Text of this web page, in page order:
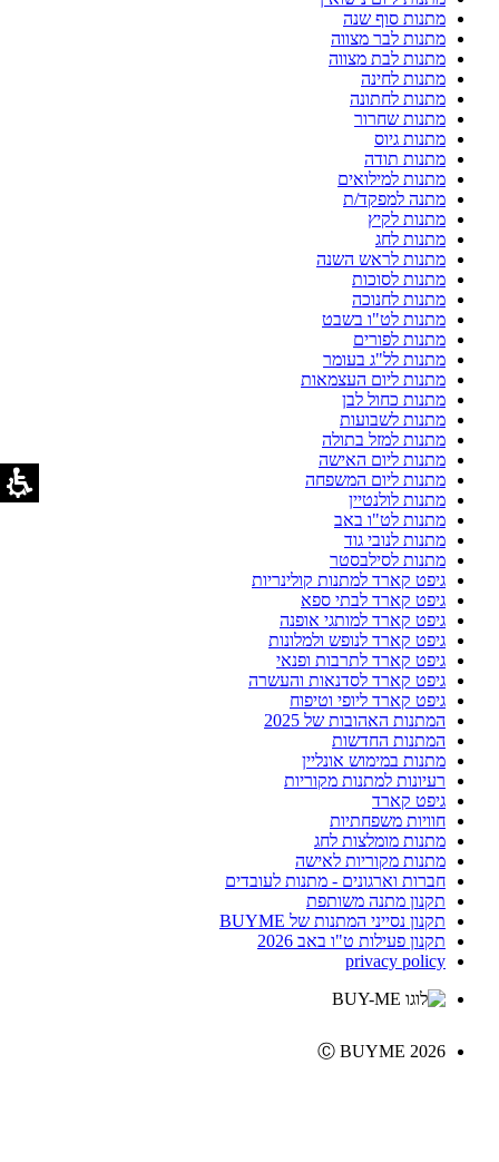
מתנות סוף שנה
מתנות לבר מצווה
מתנות לבת מצווה
מתנות לחינה
מתנות לחתונה
מתנות שחרור
מתנות גיוס
מתנות תודה
מתנות למילואים
מתנה למפקד/ת
מתנות לקיץ
מתנות לחג
מתנות לראש השנה
מתנות לסוכות
מתנות לחנוכה
מתנות לט"ו בשבט
מתנות לפורים
מתנות לל"ג בעומר
מתנות ליום העצמאות
מתנות כחול לבן
מתנות לשבועות
מתנות למזל בתולה
מתנות ליום האישה
מתנות ליום המשפחה
מתנות לולנטיין
מתנות לט"ו באב
מתנות לנובי גוד
מתנות לסילבסטר
גיפט קארד למתנות קולינריות
גיפט קארד לבתי ספא
גיפט קארד למותגי אופנה
גיפט קארד לנופש ולמלונות
גיפט קארד לתרבות ופנאי
גיפט קארד לסדנאות והעשרה
גיפט קארד ליופי וטיפוח
המתנות האהובות של 2025
המתנות החדשות
מתנות במימוש אונליין
רעיונות למתנות מקוריות
גיפט קארד
חוויות משפחתיות
מתנות מומלצות לחג
מתנות מקוריות לאישה
חברות וארגונים - מתנות לעובדים
תקנון מתנה משותפת
תקנון נסייני המתנות של BUYME
תקנון פעילות ט"ו באב 2026
privacy policy
Ⓒ BUYME 2026